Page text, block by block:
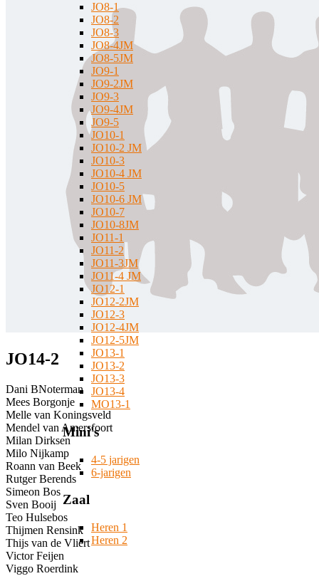
JO8-1
JO8-2
JO8-3
JO8-4JM
JO8-5JM
JO9-1
JO9-2JM
JO9-3
JO9-4JM
JO9-5
JO10-1
JO10-2 JM
JO10-3
JO10-4 JM
JO10-5
JO10-6 JM
JO10-7
JO10-8JM
JO11-1
JO11-2
JO11-3JM
JO11-4 JM
JO12-1
JO12-2JM
JO12-3
JO12-4JM
JO12-5JM
JO13-1
JO13-2
JO13-3
JO13-4
MO13-1
Mini's
4-5 jarigen
6-jarigen
Zaal
Heren 1
Heren 2
JO14-2
Dani BNoterman
Mees Borgonje
Melle van Koningsveld
Mendel van Amersfoort
Milan Dirksen
Milo Nijkamp
Roann van Beek
Rutger Berends
Simeon Bos
Sven Booij
Teo Hulsebos
Thijmen Rensink
Thijs van de Vliert
Victor Feijen
Viggo Roerdink